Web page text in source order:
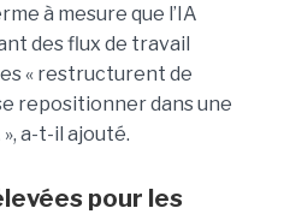
à mesure que l’IA
des flux de travail
« restructurent de
repositionner dans une
a-t-il ajouté.
pour les